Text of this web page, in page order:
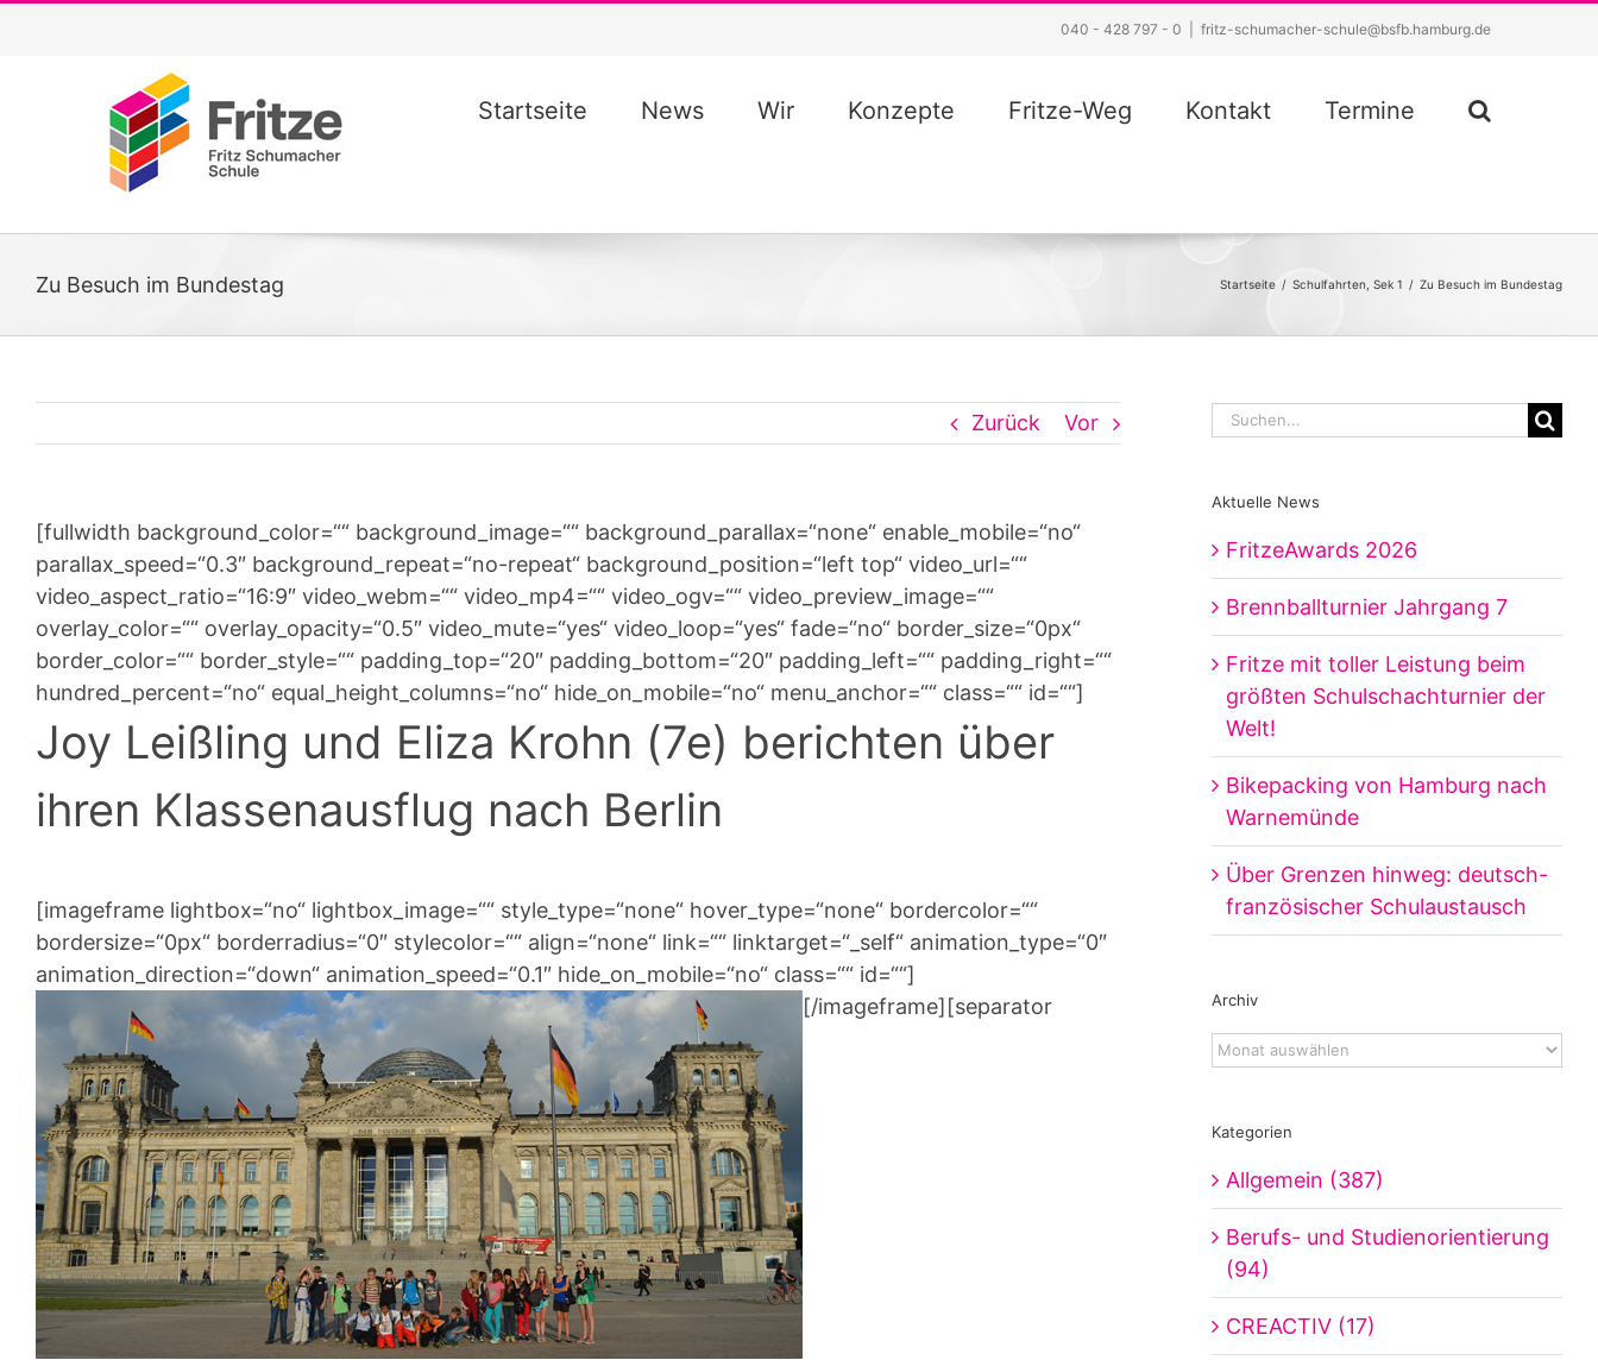
040 - 428 797 - 0 fritz-schumacher-schule@bsfb.hamburg.de
Startseite News Wir Konzepte Fritze-Weg Kontakt Termine
Zu Besuch im Bundestag Startseite / Schulfahrten Sek 1 / Zu Besuch im Bundestag
Zurück Vor
[fullwidth background_color=““ background_image=““ background_parallax=“none“ enable_mobile=“no“
parallax_speed=“0.3″ background_repeat=“no-repeat“ background_position=“left top“ video_url=““
video_aspect_ratio=“16:9″ video_webm=““ video_mp4=““ video_ogv=““ video_preview_image=““
overlay_color=““ overlay_opacity=“0.5″ video_mute=“yes“ video_loop=“yes“ fade=“no“ border_size=“0px“
border_color=““ border_style=““ padding_top=“20″ padding_bottom=“20″ padding_left=““ padding_right=““
hundred_percent=“no“ equal_height_columns=“no“ hide_on_mobile=“no“ menu_anchor=““ class=““ id=““]
Joy Leißling und Eliza Krohn (7e) berichten über
ihren Klassenausflug nach Berlin
[imageframe lightbox=“no“ lightbox_image=““ style_type=“none“ hover_type=“none“ bordercolor=““
bordersize=“0px“ borderradius=“0″ stylecolor=““ align=“none“ link=““ linktarget=“_self“ animation_type=“0″
animation_direction=“down“ animation_speed=“0.1″ hide_on_mobile=“no“ class=““ id=““]
[/imageframe][separator
Suche
Aktuelle News
FritzeAwards 2026
Brennballturnier Jahrgang 7
Fritze mit toller Leistung beim
größten Schulschachturnier der
Welt!
Bikepacking von Hamburg nach
Warnemünde
Über Grenzen hinweg: deutsch-
französischer Schulaustausch
Archiv
Archiv
Kategorien
Allgemein (387)
Berufs- und Studienorientierung
(94)
CREACTIV (17)